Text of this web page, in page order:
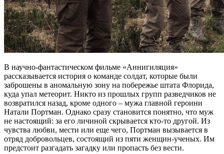
В научно-фантастическом фильме «Аннигиляция»
рассказывается история о команде солдат, которые были
заброшены в аномальную зону на побережье штата Флорида,
куда упал метеорит. Никто из прошлых групп разведчиков не
возвратился назад, кроме одного – мужа главной героини
Натали Портман. Однако сразу становится понятно, что муж
не настоящий: за его личиной скрывается кто-то другой. Из
чувства любви, мести или еще чего, Портман вызывается в
отряд добровольцев, состоящий из пяти женщин-ученых. Им
предстоит разгадать загадку или пропасть без вести.